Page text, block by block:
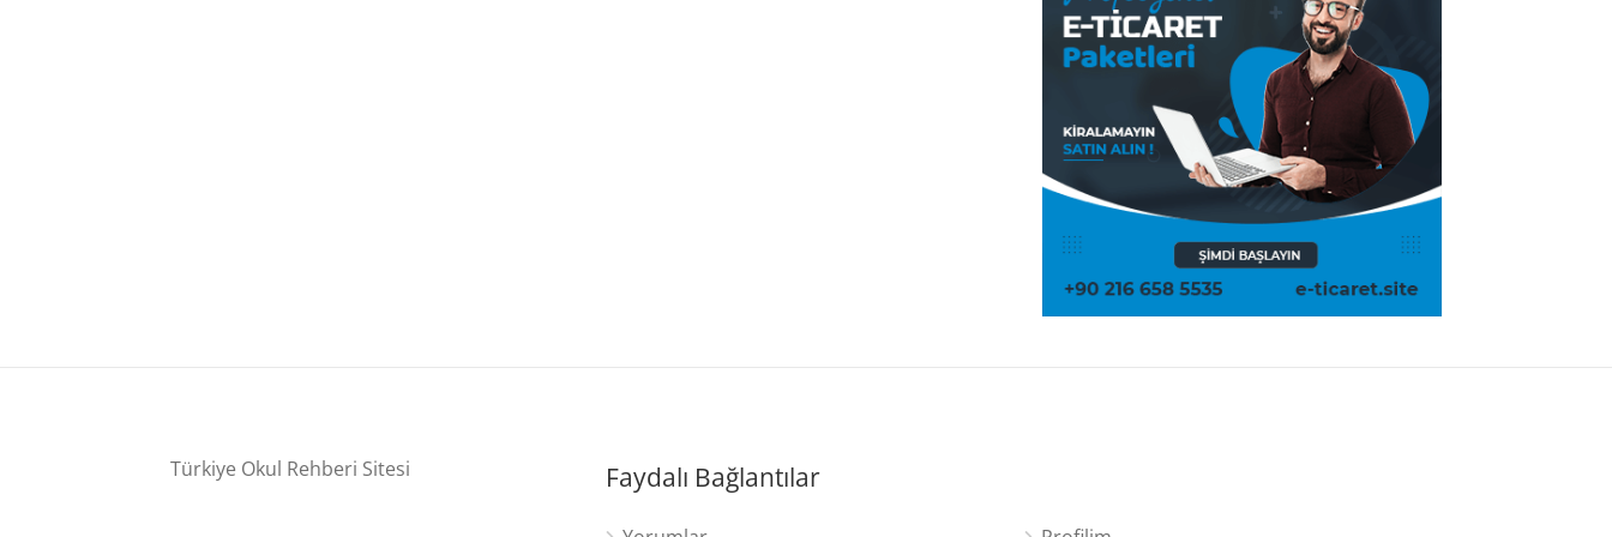
Türkiye Okul Rehberi Sitesi Faydalı Bağlantılar